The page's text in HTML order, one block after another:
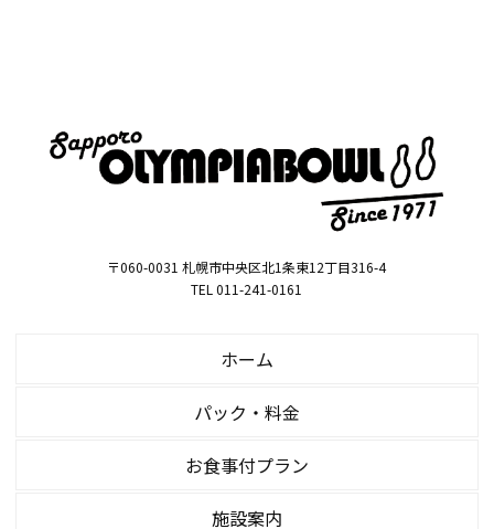
〒060-0031 札幌市中央区北1条東12丁目316-4
TEL 011-241-0161
ホーム
パック・料金
お食事付プラン
施設案内